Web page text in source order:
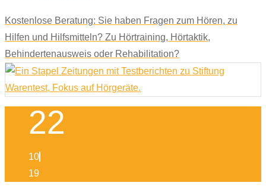
Kostenlose Beratung: Sie haben Fragen zum Hören, zu
Hilfen und Hilfsmitteln? Zu Hörtraining, Hörtaktik,
Behindertenausweis oder Rehabilitation?
22
10
19